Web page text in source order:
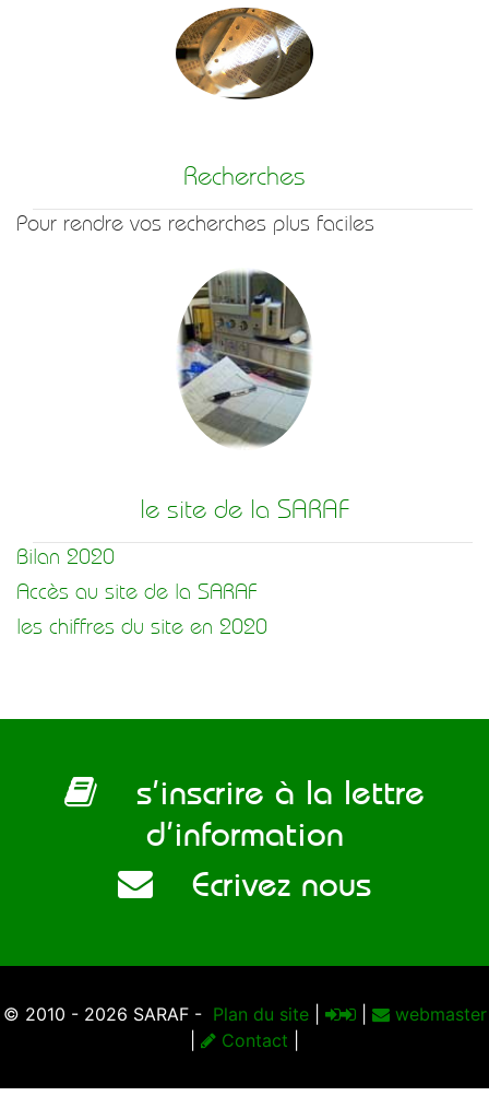
Recherches
Pour rendre vos recherches plus faciles
le site de la SARAF
Bilan 2020
Accès au site de la SARAF
les chiffres du site en 2020
s’inscrire à la lettre
d’information
Ecrivez nous
© 2010 - 2026 SARAF - Plan du site|
webmaster
Contact